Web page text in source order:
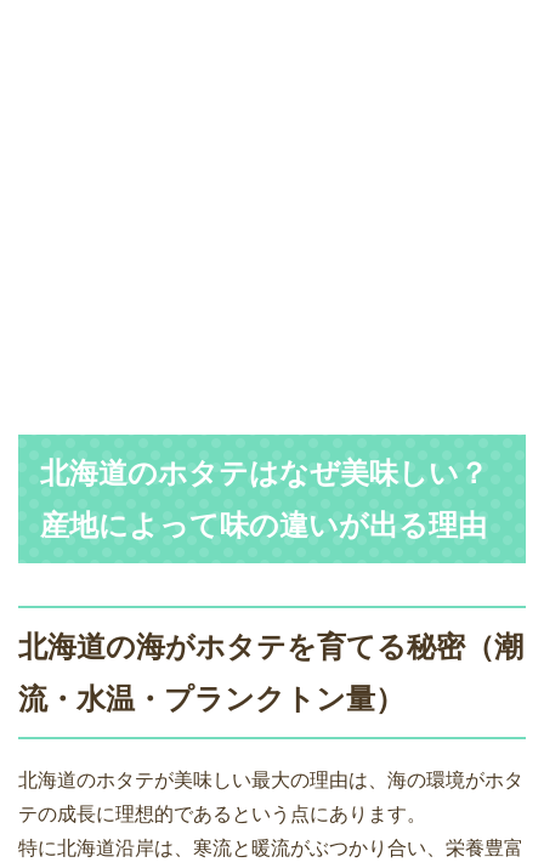
北海道のホタテはなぜ美味しい？
産地によって味の違いが出る理由
北海道の海がホタテを育てる秘密（潮
流・水温・プランクトン量）
北海道のホタテが美味しい最大の理由は、海の環境がホタ
テの成長に理想的であるという点にあります。
特に北海道沿岸は、寒流と暖流がぶつかり合い、栄養豊富